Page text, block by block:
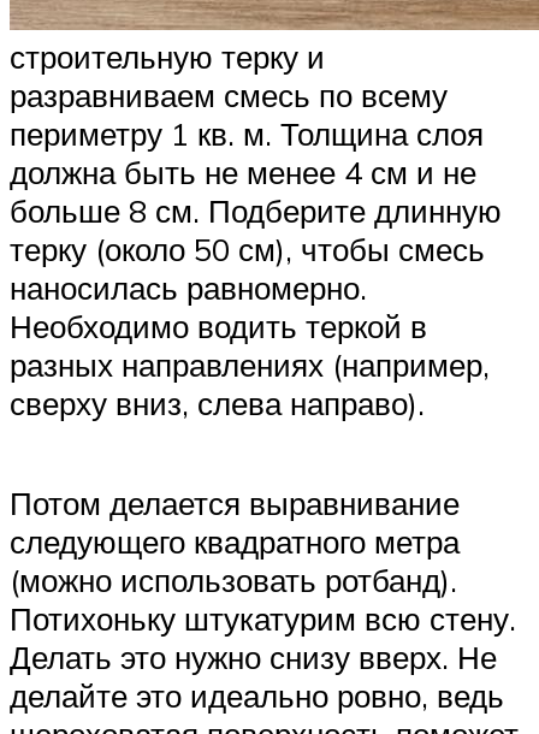
строительную терку и
разравниваем смесь по всему
периметру 1 кв. м. Толщина слоя
должна быть не менее 4 см и не
больше 8 см. Подберите длинную
терку (около 50 см), чтобы смесь
наносилась равномерно.
Необходимо водить теркой в
разных направлениях (например,
сверху вниз, слева направо).
Потом делается выравнивание
следующего квадратного метра
(можно использовать ротбанд).
Потихоньку штукатурим всю стену.
Делать это нужно снизу вверх. Не
делайте это идеально ровно, ведь